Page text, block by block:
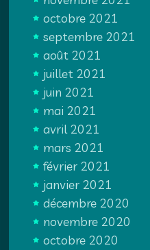
octobre 2021
septembre 2021
août 2021
juillet 2021
juin 2021
mai 2021
avril 2021
mars 2021
février 2021
janvier 2021
décembre 2020
novembre 2020
octobre 2020